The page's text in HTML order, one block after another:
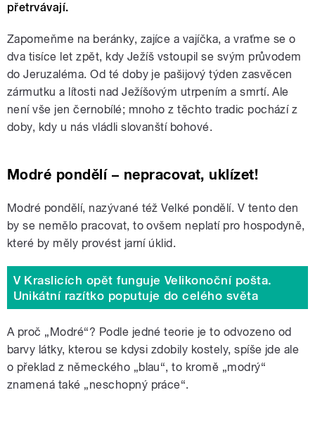
přetrvávají.
Zapomeňme na beránky, zajíce a vajíčka, a vraťme se o
dva tisíce let zpět, kdy Ježíš vstoupil se svým průvodem
do Jeruzaléma. Od té doby je pašijový týden zasvěcen
zármutku a lítosti nad Ježíšovým utrpením a smrtí. Ale
není vše jen černobílé; mnoho z těchto tradic pochází z
doby, kdy u nás vládli slovanští bohové.
Modré pondělí – nepracovat, uklízet!
Modré pondělí, nazývané též Velké pondělí. V tento den
by se nemělo pracovat, to ovšem neplatí pro hospodyně,
které by měly provést jarní úklid.
V Kraslicích opět funguje Velikonoční pošta.
Unikátní razítko poputuje do celého světa
A proč „Modré“? Podle jedné teorie je to odvozeno od
barvy látky, kterou se kdysi zdobily kostely, spíše jde ale
o překlad z německého „blau“, to kromě „modrý“
znamená také „neschopný práce“.